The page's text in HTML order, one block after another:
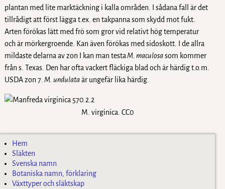
plantan med lite marktäckning i kalla områden. I sådana fall är det
tillrådigt att först lägga t.ex. en takpanna som skydd mot fukt.
Arten förökas lätt med frö som gror vid relativt hög temperatur
och är mörkergroende. Kan även förökas med sidoskott. I de allra
mildaste delarna av zon I kan man testaM. maculosasom kommer
från s. Texas. Den har ofta vackert fläckiga blad och är härdig t.o.m.
USDA zon 7. M. undulataär ungefär lika härdig.
M. virginica. CC0
Hem
Släkten
Svenska namn
Botaniska namn, förklaring
Växttyper och släktskap